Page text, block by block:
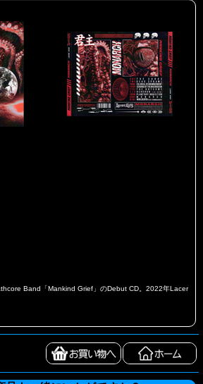
Band「Mankind Grief」のDebut CD。2022年Lacer